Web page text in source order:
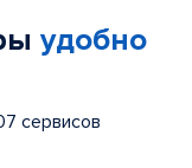
удобно
сервисов